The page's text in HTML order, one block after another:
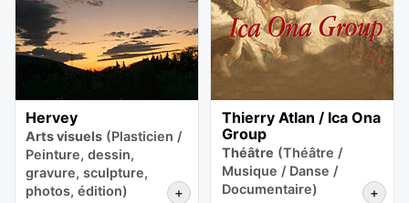
Hervey
Arts visuels (Plasticien /
Peinture, dessin,
gravure, sculpture,
photos, édition)
+
Thierry Atlan / Ica Ona
Group
Théâtre (Théâtre /
Musique / Danse /
Documentaire)
+